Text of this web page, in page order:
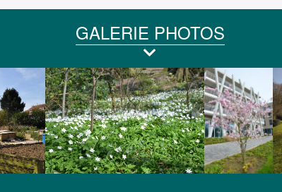
GALERIE PHOTOS